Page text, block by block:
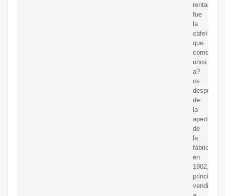
rentable
fue
la
cafeína,
que
comenzó
unos
a?
os
después
de
la
apertura
de
la
fábrica
en
1902,
vendida